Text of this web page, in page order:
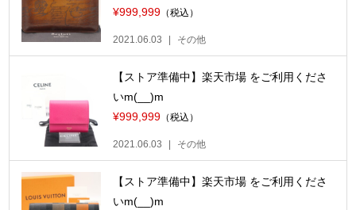
¥999,999 （税込）
2021.06.03 その他
【ストア準備中】楽天市場 をご利用くださ
いm(__)m
¥999,999 （税込）
2021.06.03 その他
【ストア準備中】楽天市場 をご利用くださ
いm(__)m